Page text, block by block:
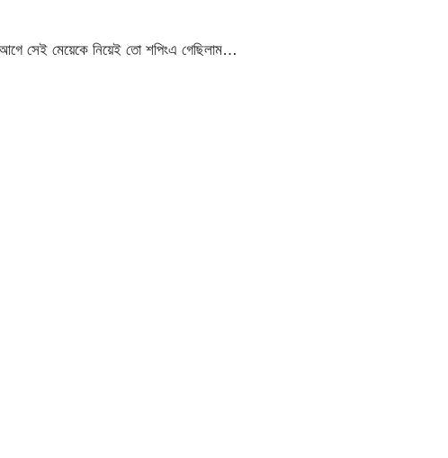
সেই মেয়েকে নিয়েই তো শপিংএ গেছিলাম…